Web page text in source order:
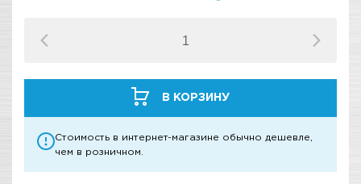
В КОРЗИНУ
Стоимость в интернет-магазине обычно дешевле,
чем в розничном.